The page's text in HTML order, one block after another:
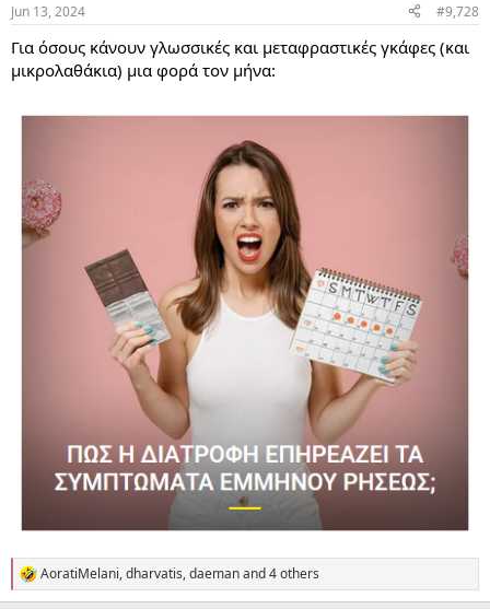
s
Jun 13, 2024 #9,728
Για όσους κάνουν γλωσσικές και μεταφραστικές γκάφες (και
μικρολαθάκια) μια φορά τον μήνα:
R
e
AoratiMelani,dharvatis,daemanand 4 others